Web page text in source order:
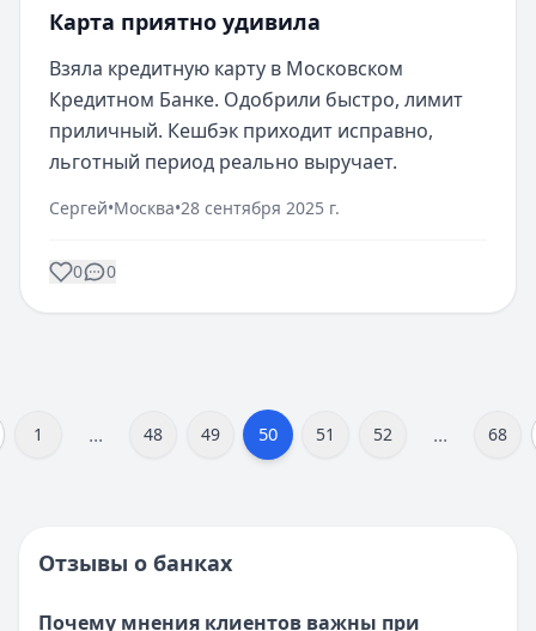
Карта приятно удивила
Взяла кредитную карту в Московском
Кредитном Банке. Одобрили быстро, лимит
приличный. Кешбэк приходит исправно,
льготный период реально выручает.
Сергей•Москва•28 сентября 2025 г.
0 0
1 ... 48 49 50 51 52 ... 68
Отзывы о банках
Почему мнения клиентов важны при